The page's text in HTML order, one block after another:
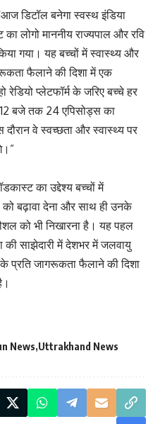
डिटॉल बनेगा स्वस्थ इंडिया
लोगो माननीय राज्यपाल और रवि
गया। यह बच्चों में स्वास्थ्य और
फैलाने की दिशा में एक
रेडियो प्लेटफॉर्म के जरिए बच्चे हर
12 बजे तक 24 एपिसोड्स का
वे स्वच्छता और स्वास्थ्य पर
का उद्देश्य बच्चों में
को बढ़ावा देना और साथ ही उनके
को भी निखारना है। यह पहल
की साझेदारी में देशभर में जलवायु
प्रति जागरूकता फैलाने की दिशा
News Uttrakhand News